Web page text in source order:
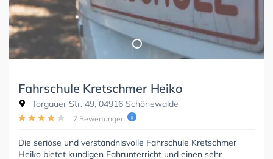
Fahrschule Kretschmer Heiko
Torgauer Str. 49, 04916 Schönewalde
7 Bewertungen
Die seriöse und verständnisvolle Fahrschule Kretschmer
Heiko bietet kundigen Fahrunterricht und einen sehr